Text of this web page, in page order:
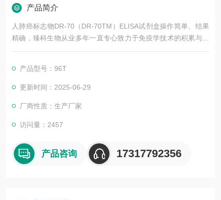
产品简介
人肺癌标志物DR-70（DR-70TM）ELISA试剂盒操作简单、结果
精确，臻科生物从业多年一直专心致力于免疫学技术的积累与发
展，以其优质的产品质量与专业的技术服务，赢得业内广大人士
的合作关系，共同努力合作共赢。
产品型号：96T
更新时间：2025-06-29
厂商性质：生产厂家
访问量：2457
产品咨询 17317792356